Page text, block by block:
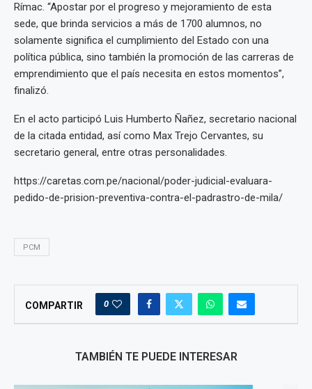
Rímac. “Apostar por el progreso y mejoramiento de esta
sede, que brinda servicios a más de 1700 alumnos, no
solamente significa el cumplimiento del Estado con una
política pública, sino también la promoción de las carreras de
emprendimiento que el país necesita en estos momentos”,
finalizó.
En el acto participó Luis Humberto Ñañez, secretario nacional
de la citada entidad, así como Max Trejo Cervantes, su
secretario general, entre otras personalidades.
https://caretas.com.pe/nacional/poder-judicial-evaluara-
pedido-de-prision-preventiva-contra-el-padrastro-de-mila/
PCM
COMPARTIR 0
TAMBIÉN TE PUEDE INTERESAR